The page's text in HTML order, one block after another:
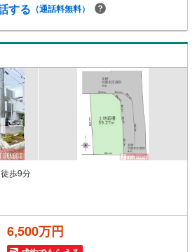
する （通話料無料）
歩9分
6,500万円